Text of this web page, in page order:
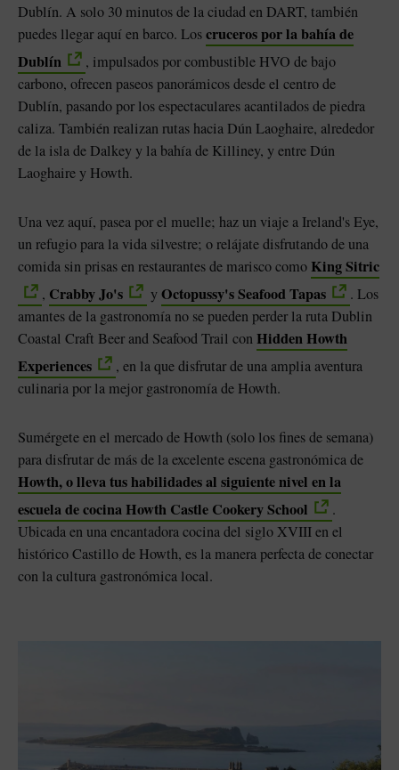
Dublín. A solo 30 minutos de la ciudad en DART, también
puedes llegar aquí en barco. Loscruceros por la bahía de
Dublín
, impulsados por combustible HVO de bajo
carbono, ofrecen paseos panorámicos desde el centro de
Dublín, pasando por los espectaculares acantilados de piedra
caliza. También realizan rutas hacia Dún Laoghaire, alrededor
de la isla de Dalkey y la bahía de Killiney, y entre Dún
Laoghaire y Howth.
Una vez aquí, pasea por el muelle; haz un viaje a Ireland's Eye,
un refugio para la vida silvestre; o relájate disfrutando de una
comida sin prisas en restaurantes de marisco como King Sitric
, Crabby Jo's yOctopussy's Seafood Tapas
. Los
amantes de la gastronomía no se pueden perder la ruta Dublin
Coastal Craft Beer and Seafood Trail conHidden Howth
Experiences
, en la que disfrutar de una amplia aventura
culinaria por la mejor gastronomía de Howth.
Sumérgete en el mercado de Howth (solo los fines de semana)
para disfrutar de más de la excelente escena gastronómica de
Howth, o lleva tus habilidades al siguiente nivel en la
escuela de cocina Howth Castle Cookery School
.
Ubicada en una encantadora cocina del siglo XVIII en el
histórico Castillo de Howth, es la manera perfecta de conectar
con la cultura gastronómica local.